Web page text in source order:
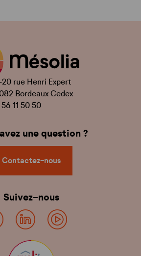
rue Henri Expert
Bordeaux Cedex
11 50 50
une question ?
Contactez-nous
Suivez-nous